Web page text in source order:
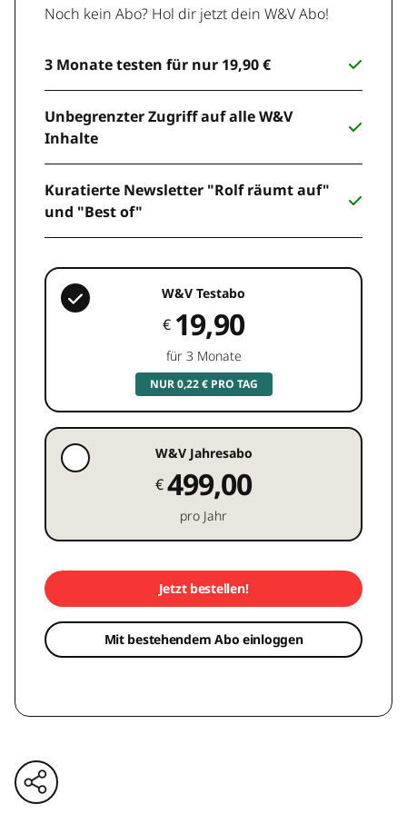
Noch kein Abo? Hol dir jetzt dein W&V Abo!
3 Monate testen für nur 19,90 €
Unbegrenzter Zugriff auf alle W&V
Inhalte
Kuratierte Newsletter "Rolf räumt auf"
und "Best of"
W&V Testabo
€ 19,90
für 3 Monate
NUR 0,22 € PRO TAG
W&V Jahresabo
€499,00
pro Jahr
Jetzt bestellen!
Mit bestehendem Abo einloggen